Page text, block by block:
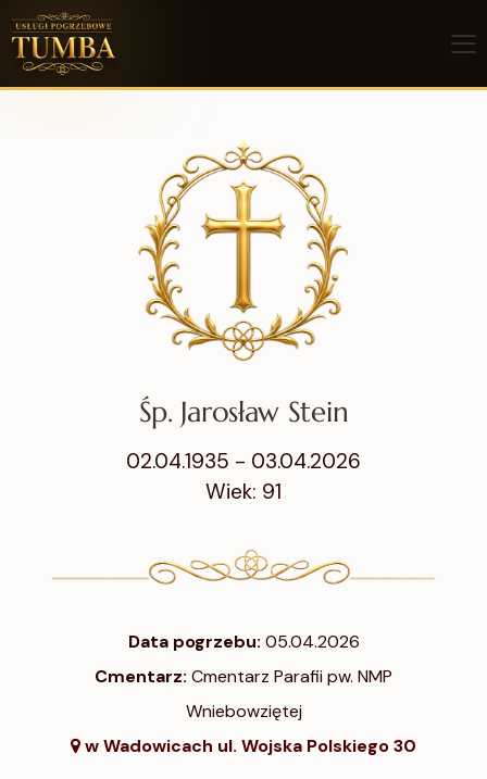
Śp. Jarosław Stein
02.04.1935 - 03.04.2026
Wiek: 91
Data pogrzebu: 05.04.2026
Cmentarz: Cmentarz Parafii pw. NMP
Wniebowziętej
w Wadowicach ul. Wojska Polskiego 30